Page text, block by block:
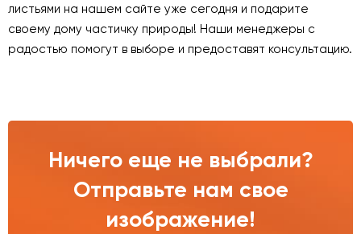
листьями на нашем сайте уже сегодня и подарите
своему дому частичку природы! Наши менеджеры с
радостью помогут в выборе и предоставят консультацию.
Ничего еще не выбрали?
Отправьте нам свое
изображение!